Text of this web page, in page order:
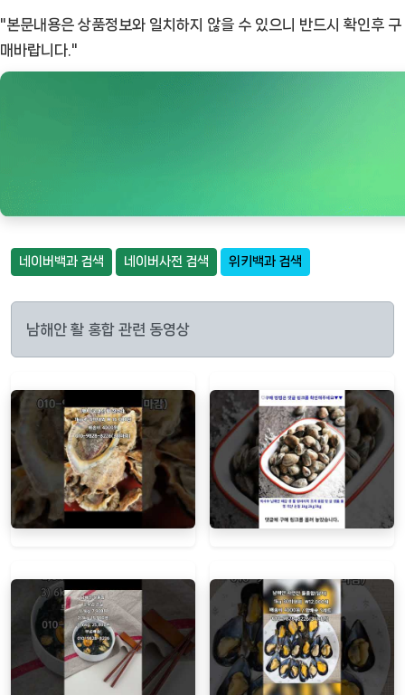
"본문내용은 상품정보와 일치하지 않을 수 있으니 반드시 확인후 구
매바랍니다."
네이버백과 검색 네이버사전 검색 위키백과 검색
남해안 활 홍합 관련 동영상